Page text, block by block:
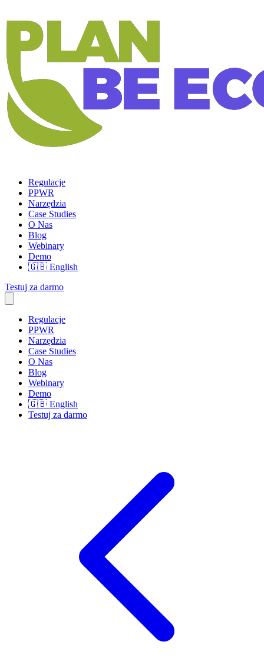
Regulacje
PPWR
Narzędzia
Case Studies
O Nas
Blog
Webinary
Demo
🇬🇧 English
Testuj za darmo
Regulacje
PPWR
Narzędzia
Case Studies
O Nas
Blog
Webinary
Demo
🇬🇧 English
Testuj za darmo